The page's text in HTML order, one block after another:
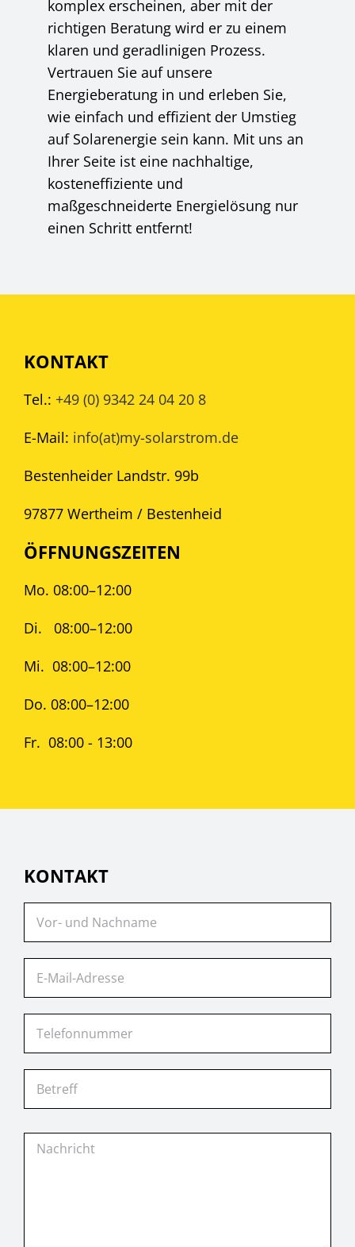
komplex erscheinen, aber mit der
richtigen Beratung wird er zu einem
klaren und geradlinigen Prozess.
Vertrauen Sie auf unsere
Energieberatung in und erleben Sie,
wie einfach und effizient der Umstieg
auf Solarenergie sein kann. Mit uns an
Ihrer Seite ist eine nachhaltige,
kosteneffiziente und
maßgeschneiderte Energielösung nur
einen Schritt entfernt!
KONTAKT
Tel.: +49 (0) 9342 24 04 20 8
E-Mail: info(at)my-solarstrom.de
Bestenheider Landstr. 99b
97877 Wertheim / Bestenheid
ÖFFNUNGSZEITEN
Mo. 08:00–12:00
Di. 08:00–12:00
Mi. 08:00–12:00
Do. 08:00–12:00
Fr. 08:00 - 13:00
KONTAKT